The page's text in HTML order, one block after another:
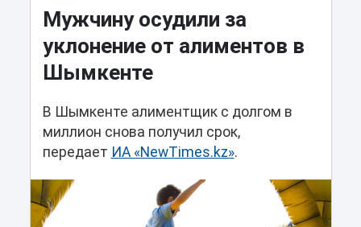
Мужчину осудили за
уклонение от алиментов в
Шымкенте
В Шымкенте алиментщик с долгом в
миллион снова получил срок,
передает ИА «NewTimes.kz».